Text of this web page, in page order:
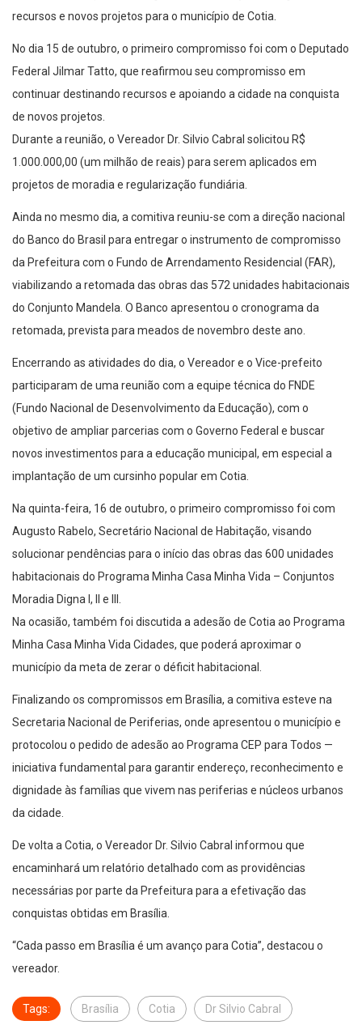
recursos e novos projetos para o município de Cotia.
No dia 15 de outubro, o primeiro compromisso foi com o Deputado
Federal Jilmar Tatto, que reafirmou seu compromisso em
continuar destinando recursos e apoiando a cidade na conquista
de novos projetos.
Durante a reunião, o Vereador Dr. Silvio Cabral solicitou R$
1.000.000,00 (um milhão de reais) para serem aplicados em
projetos de moradia e regularização fundiária.
Ainda no mesmo dia, a comitiva reuniu-se com a direção nacional
do Banco do Brasil para entregar o instrumento de compromisso
da Prefeitura com o Fundo de Arrendamento Residencial (FAR),
viabilizando a retomada das obras das 572 unidades habitacionais
do Conjunto Mandela. O Banco apresentou o cronograma da
retomada, prevista para meados de novembro deste ano.
Encerrando as atividades do dia, o Vereador e o Vice-prefeito
participaram de uma reunião com a equipe técnica do FNDE
(Fundo Nacional de Desenvolvimento da Educação), com o
objetivo de ampliar parcerias com o Governo Federal e buscar
novos investimentos para a educação municipal, em especial a
implantação de um cursinho popular em Cotia.
Na quinta-feira, 16 de outubro, o primeiro compromisso foi com
Augusto Rabelo, Secretário Nacional de Habitação, visando
solucionar pendências para o início das obras das 600 unidades
habitacionais do Programa Minha Casa Minha Vida – Conjuntos
Moradia Digna I, II e III.
Na ocasião, também foi discutida a adesão de Cotia ao Programa
Minha Casa Minha Vida Cidades, que poderá aproximar o
município da meta de zerar o déficit habitacional.
Finalizando os compromissos em Brasília, a comitiva esteve na
Secretaria Nacional de Periferias, onde apresentou o município e
protocolou o pedido de adesão ao Programa CEP para Todos —
iniciativa fundamental para garantir endereço, reconhecimento e
dignidade às famílias que vivem nas periferias e núcleos urbanos
da cidade.
De volta a Cotia, o Vereador Dr. Silvio Cabral informou que
encaminhará um relatório detalhado com as providências
necessárias por parte da Prefeitura para a efetivação das
conquistas obtidas em Brasília.
“Cada passo em Brasília é um avanço para Cotia”, destacou o
vereador.
Tags: Brasília Cotia Dr Silvio Cabral